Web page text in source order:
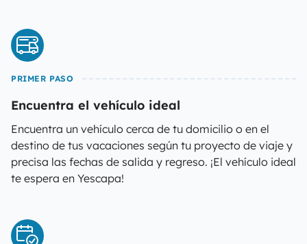
PRIMER PASO
Encuentra el vehículo ideal
Encuentra un vehículo cerca de tu domicilio o en el
destino de tus vacaciones según tu proyecto de viaje y
precisa las fechas de salida y regreso. ¡El vehículo ideal
te espera en Yescapa!